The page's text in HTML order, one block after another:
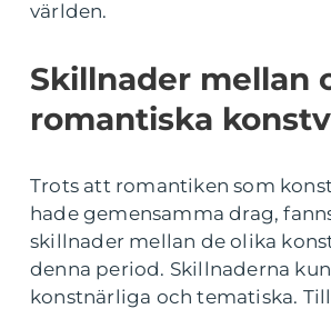
världen.
Skillnader mellan
romantiska
Trots att romantiken som
hade gemensamma drag,
skillnader mellan de olika
denna period. Skillnaderna
konstnärliga och tematiska.